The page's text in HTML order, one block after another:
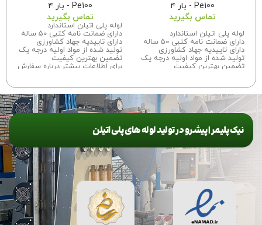
Pe100 - بار ۴
تماس بگیرید
لوله پلی اتیلن استاندارد
دارای ضمانت نامه کتبی 50 ساله
دارای تاییدیه جهاد کشاورزی
تولید شده از مواد اولیه درجه یک
تضمین بهترین کیفیت
Pe100 - بار ۴
تماس بگیرید
لوله پلی اتیلن استاندارد
دارای ضمانت نامه کتبی 50 ساله
دارای تاییدیه جهاد کشاورزی
تولید شده از مواد اولیه درجه یک
تضمین بهترین کیفیت
برای اطلاعات بیشتر درباره سفارش
نیک پلیمر | پیشرو در تولید لوله های پلی اتیلن